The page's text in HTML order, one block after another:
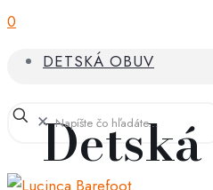
0
DETSKÁ OBUV
✕